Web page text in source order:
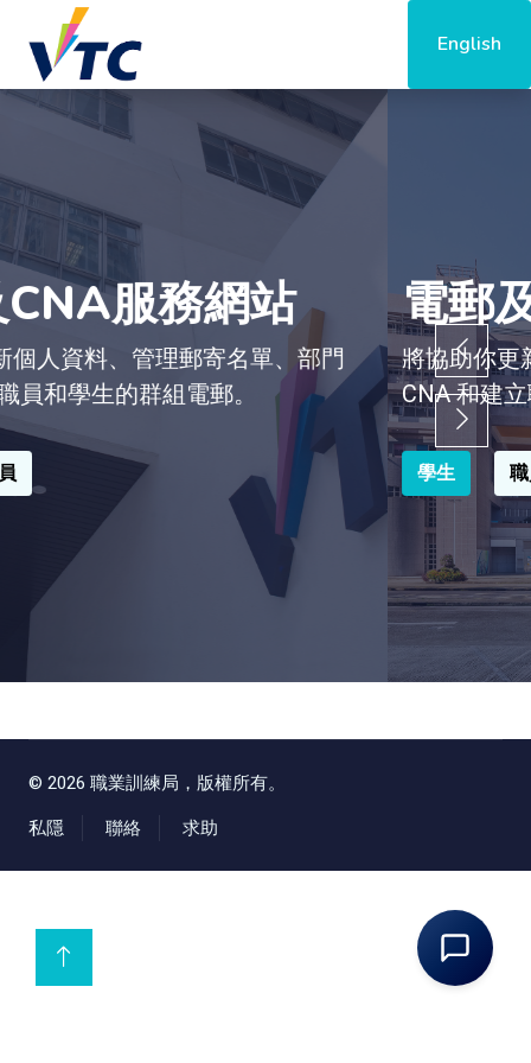
English
務網站
管理郵寄名單、部門
群組電郵。
電郵及
將協助你更新個人資
CNA 和建立職員和學
學生 職員
© 2026 職業訓練局，版權所有。
私隱
聯絡 求助